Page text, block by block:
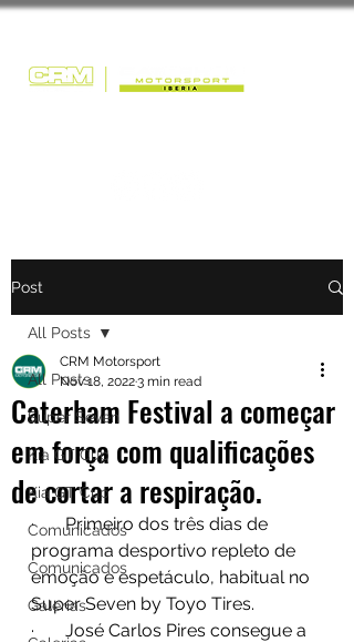
Post
All Posts
Super Seven
Kia GT Cup
Kia GT Cup
Comunicados
Comunicados
Galerias
All Posts
Caterham Festival a começar
em força com qualificações
de cortar a respiração.
CRM Motorsport
Nov 18, 20223 min read
·       Primeiro dos três dias de
programa desportivo repleto de
emoção e espetáculo, habitual no
Super Seven by Toyo Tires.
·       José Carlos Pires consegue a